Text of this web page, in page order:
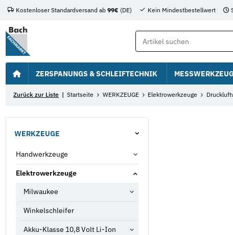
Kostenloser Standardversand ab 99€ (DE) Kein Mindestbestellwert
ZERSPANUNGS & SCHLEIFTECHNIK
Zurück zur Liste Startseite WERKZEUGE Elektrowerkzeuge
WERKZEUGE
Handwerkzeuge
Elektrowerkzeuge
Milwaukee
Winkelschleifer
Akku-Klasse 10,8 Volt Li-Ion